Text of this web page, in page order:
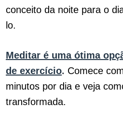
conceito da noite para o
lo.
Meditar é uma ótima
de exercício. Comece
minutos por dia e veja
transformada.